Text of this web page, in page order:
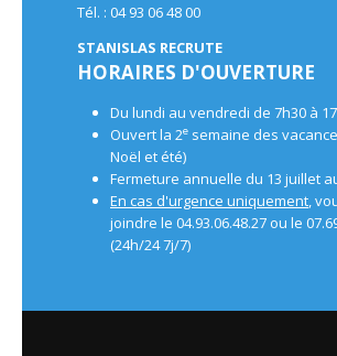
Tél. : 04 93 06 48 00
STANISLAS RECRUTE
HORAIRES D'OUVERTURE
Du lundi au vendredi de 7h30 à
Ouvert la 2e semaine des
Noël et été)
Fermeture annuelle du 13 juillet
En cas d'urgence uniquement,
joindre le 04.93.06.48.27 ou le
(24h/24 7j/7)